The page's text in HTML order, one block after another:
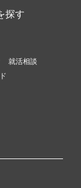
探す
就活相談